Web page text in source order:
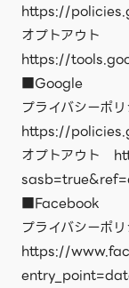
https://
オプトアウト
https://
■Google
プライバシーポ
https://
オプトアウト
■Facebook
プライバシーポ
https://